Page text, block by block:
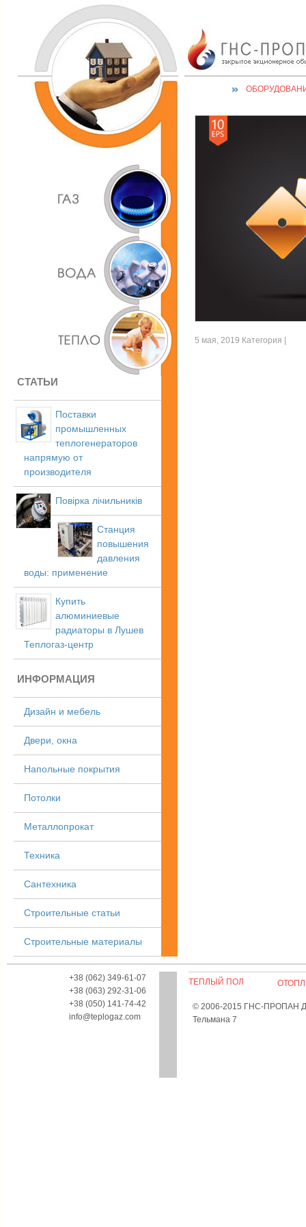
СТАТЬИ
Поставки
промышленных
теплогенераторов
напрямую от
производителя
Повірка лічильників
Станция
повышения
давления
воды: применение
Купить
алюминиевые
радиаторы в Лушев
Теплогаз-центр
ИНФОРМАЦИЯ
Дизайн и мебель
Двери, окна
Напольные покрытия
Потолки
Металлопрокат
Техника
Сантехника
Строительные статьи
Строительные материалы
5 мая, 2019 Категория |
+38 (062) 349-61-07
+38 (063) 292-31-06
+38 (050) 141-74-42
info@teplogaz.com
ТЕПЛЫЙ ПОЛ
© 2006-2015 ГНС-ПРОПАН
Тельмана 7